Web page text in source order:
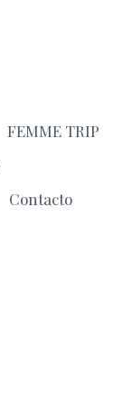
FEMME TRIP
Contacto